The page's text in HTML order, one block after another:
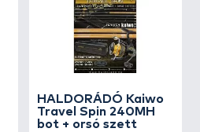
HALDORÁDÓ Kaiwo
Travel Spin 240MH
bot + orsó szett